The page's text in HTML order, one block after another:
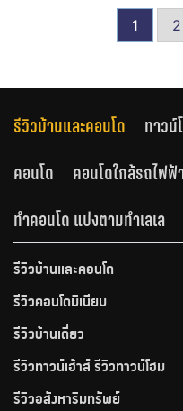
1 2
รีวิวบ้านและคอนโด ทาวน์
คอนโด
คอนโดใกล้รถไฟ
ทำคอนโด แบ่งตามทำเลเล
รีวิวบ้านและคอนโด
รีวิวคอนโดมิเนียม
รีวิวบ้านเดี่ยว
รีวิวทาวน์เฮ้าส์ รีวิวทาวน์โฮม
รีวิวอสังหาริมทรัพย์